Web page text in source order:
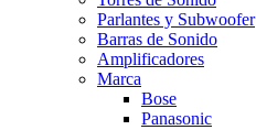
Parlantes y Subwoofer
Barras de Sonido
Amplificadores
Marca
Bose
Panasonic